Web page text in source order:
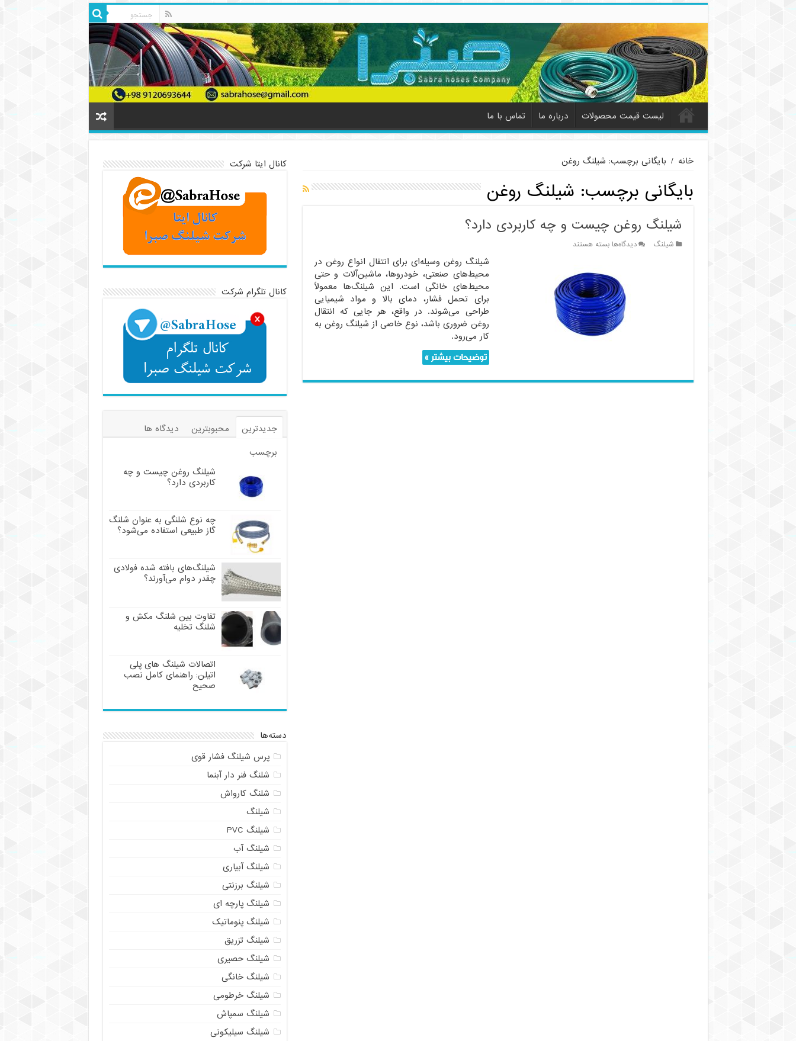
لیست قیمت محصولات درباره ما تماس با ما
خانه / بایگانی برچسب: شیلنگ روغن
بایگانی برچسب: شیلنگ روغن
شیلنگ روغن چیست و چه کاربردی دارد؟
شیلنگ دیدگاه‌هابرای
چیست
و
چه
کاربردی
دارد؟
بسته هستند
شیلنگ روغن وسیله‌ای برای انتقال انواع روغن در
محیط‌های صنعتی، خودروها، ماشین‌آلات و حتی
محیط‌های خانگی است. این شیلنگ‌ها معمولاً
برای تحمل فشار، دمای بالا و مواد شیمیایی
طراحی می‌شوند. در واقع، هر جایی که انتقال
روغن ضروری باشد، نوع خاصی از شیلنگ روغن به
کار می‌رود.
توضیحات بیشتر »
کانال ایتا شرکت
کانال تلگرام شرکت
جدیدترین محبوبترین
دیدگاه ها
برچسب
شیلنگ روغن چیست و چه
کاربردی دارد؟
چه نوع شلنگی به عنوان شلنگ
گاز طبیعی استفاده می‌شود؟
شیلنگ‌های بافته شده فولادی
چقدر دوام می‌آورند؟
تفاوت بین شلنگ مکش و
شلنگ تخلیه
اتصالات شیلنگ های پلی
اتیلن: راهنمای کامل نصب
صحیح
دسته‌ها
پرس شیلنگ فشار قوی
شلنگ فنر دار آبنما
شلنگ کارواش
شیلنگ
شیلنگ PVC
شیلنگ آب
شیلنگ آبیاری
شیلنگ برزنتی
شیلنگ پارچه ای
شیلنگ پنوماتیک
شیلنگ تزریق
شیلنگ حصیری
شیلنگ خانگی
شیلنگ خرطومی
شیلنگ سمپاش
شیلنگ سیلیکونی